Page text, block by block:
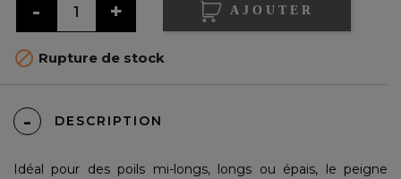
AJOUTER
 Rupture de stock
DESCRIPTION
Idéal pour des poils mi-longs, longs ou épais, le peigne